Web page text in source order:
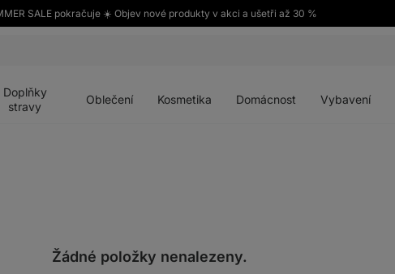
SALE pokračuje ☀️ Objev nové produkty v akci a ušetři až 30 %
Doplňky
stravy
Oblečení Kosmetika Domácnost Vybavení
Žádné položky nenalezeny.